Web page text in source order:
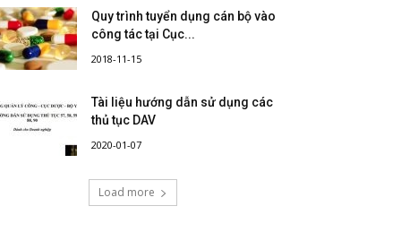
Quy trình tuyển dụng cán bộ vào
công tác tại Cục...
2018-11-15
Tài liệu hướng dẫn sử dụng các
thủ tục DAV
2020-01-07
Load more